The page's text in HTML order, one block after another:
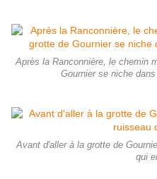
Après la Ranconnière, le chemin
Gournier se niche
Avant d'aller à la grotte de
qui